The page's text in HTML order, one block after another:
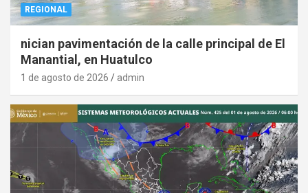
REGIONAL
nician pavimentación de la calle principal de El
Manantial, en Huatulco
1 de agosto de 2026 admin